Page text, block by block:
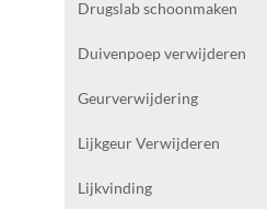
Drugslab schoonmaken
Duivenpoep verwijderen
Geurverwijdering
Lijkgeur Verwijderen
Lijkvinding